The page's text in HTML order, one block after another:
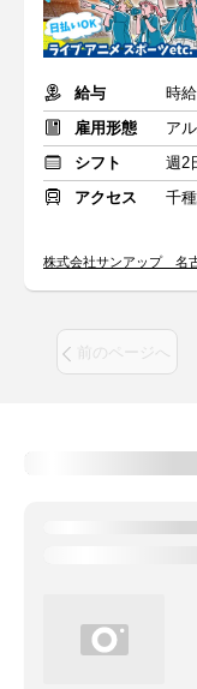
給与
雇用形態
ア
シフト
週2
アクセス
千
株式会社サンアップ 名
前のページへ